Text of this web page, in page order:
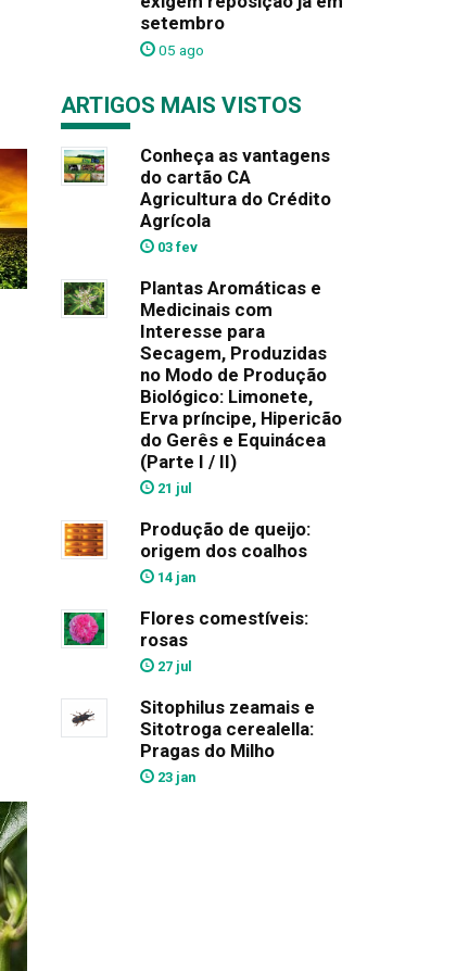
setembro
05 ago
ARTIGOS MAIS VISTOS
Conheça as vantagens
do cartão CA
Agricultura do Crédito
Agrícola
03 fev
Plantas Aromáticas e
Medicinais com
Interesse para
Secagem, Produzidas
no Modo de Produção
Biológico: Limonete,
Erva príncipe, Hipericão
do Gerês e Equinácea
(Parte I / II)
21 jul
Produção de queijo:
origem dos coalhos
14 jan
Flores comestíveis:
rosas
27 jul
Sitophilus zeamais e
Sitotroga cerealella:
Pragas do Milho
23 jan